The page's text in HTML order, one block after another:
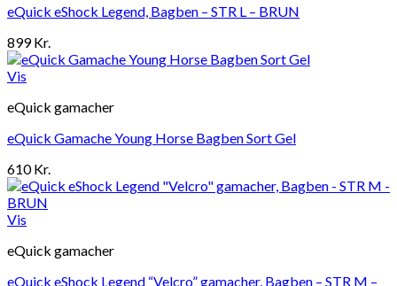
eQuick eShock Legend, Bagben – STR L – BRUN
899Kr.
Vis
eQuick gamacher
eQuick Gamache Young Horse Bagben Sort Gel
610Kr.
Vis
eQuick gamacher
eQuick eShock Legend “Velcro” gamacher, Bagben – STR M –